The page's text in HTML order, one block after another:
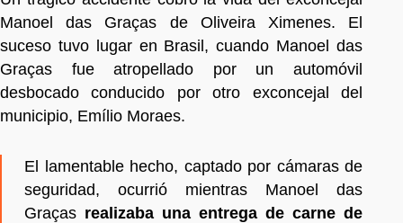
Manoel das Graças de Oliveira Ximenes. El
suceso tuvo lugar en Brasil, cuando Manoel das
Graças fue atropellado por un automóvil
desbocado conducido por otro exconcejal del
municipio, Emílio Moraes.
El lamentable hecho, captado por cámaras de
seguridad, ocurrió mientras Manoel das
Graças realizaba una entrega de carne de